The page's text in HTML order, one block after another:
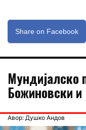
Share on Facebook
Мундијалско
Божиновски
Авор: Душко Андов